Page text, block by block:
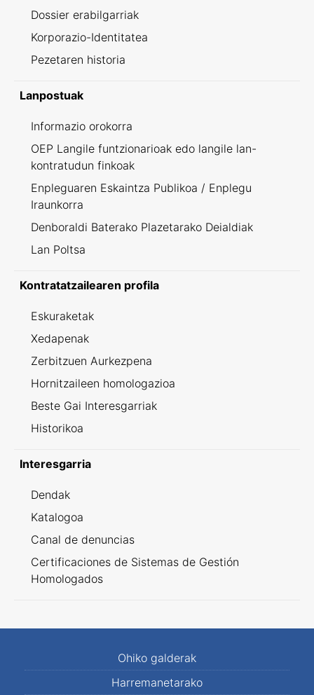
Dossier erabilgarriak
Korporazio-Identitatea
Pezetaren historia
Lanpostuak
Informazio orokorra
OEP Langile funtzionarioak edo langile lan-
kontratudun finkoak
Enpleguaren Eskaintza Publikoa / Enplegu
Iraunkorra
Denboraldi Baterako Plazetarako Deialdiak
Lan Poltsa
Kontratatzailearen profila
Eskuraketak
Xedapenak
Zerbitzuen Aurkezpena
Hornitzaileen homologazioa
Beste Gai Interesgarriak
Historikoa
Interesgarria
Dendak
Katalogoa
Canal de denuncias
Certificaciones de Sistemas de Gestión
Homologados
Ohiko galderak
Harremanetarako